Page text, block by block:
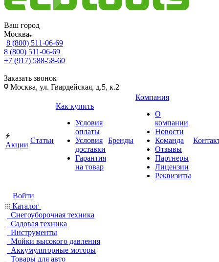
Ваш город
Москва
8 (800) 511-06-69
8 (800) 511-06-69
+7 (917) 588-58-60
Заказать звонок
Москва, ул. Гвардейская, д.5, к.2
Акции
Статьи
Как купить
Условия
оплаты
Условия
доставки
Гарантия
на товар
Бренды
Компания
О
компании
Новости
Команда
Отзывы
Партнеры
Лицензии
Реквизиты
Войти
Каталог
Снегоуборочная техника
Садовая техника
Инструменты
Мойки высокого давления
Аккумуляторные моторы
Товары для авто